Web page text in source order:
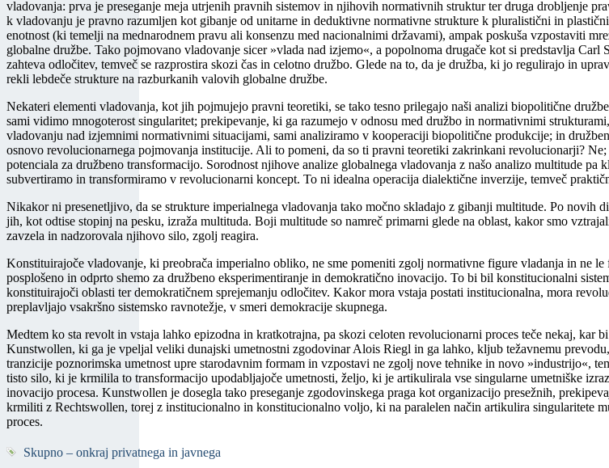
vladovanja: prva je preseganje meja utrjenih pravnih sistemov in njihovih normativnih struktur ter druga drobljenje
k vladovanju je pravno razumljen kot gibanje od unitarne in deduktivne normativne strukture k pluralistični in
enotnost (ki temelji na mednarodnem pravu ali konsenzu med nacionalnimi državami), ampak poskuša vzpostaviti
globalne družbe. Tako pojmovano vladovanje sicer »vlada nad izjemo«, a popolnoma drugače kot si predstavlja
zahteva odločitev, temveč se razprostira skozi čas in celotno družbo. Glede na to, da je družba, ki jo regulirajo in
rekli lebdeče strukture na razburkanih valovih globalne družbe.
Nekateri elementi vladovanja, kot jih pojmujejo pravni teoretiki, se tako tesno prilegajo naši analizi biopolitične
sami vidimo mnogoterost singularitet; prekipevanje, ki ga razumejo v odnosu med družbo in normativnimi
vladovanju nad izjemnimi normativnimi situacijami, sami analiziramo v kooperaciji biopolitične produkcije; in
osnovo revolucionarnega pojmovanja institucije. Ali to pomeni, da so ti pravni teoretiki zakrinkani revolucionarji?
potenciala za družbeno transformacijo. Sorodnost njihove analize globalnega vladovanja z našo analizo multitude
subvertiramo in transformiramo v revolucionarni koncept. To ni idealna operacija dialektične inverzije, temveč
Nikakor ni presenetljivo, da se strukture imperialnega vladovanja tako močno skladajo z gibanji multitude. Po
jih, kot odtise stopinj na pesku, izraža multituda. Boji multitude so namreč primarni glede na oblast, kakor smo
zavzela in nadzorovala njihovo silo, zgolj reagira.
Konstituirajoče vladovanje, ki preobrača imperialno obliko, ne sme pomeniti zgolj normativne figure vladanja in ne
posplošeno in odprto shemo za družbeno eksperimentiranje in demokratično inovacijo. To bi bil konstitucionalni
konstituirajoči oblasti ter demokratičnem sprejemanju odločitev. Kakor mora vstaja postati institucionalna, mora
preplavljajo vsakršno sistemsko ravnotežje, v smeri demokracije skupnega.
Medtem ko sta revolt in vstaja lahko epizodna in kratkotrajna, pa skozi celoten revolucionarni proces teče nekaj,
Kunstwollen, ki ga je vpeljal veliki dunajski umetnostni zgodovinar Alois Riegl in ga lahko, kljub težavnemu
tranzicije poznorimska umetnost upre starodavnim formam in vzpostavi ne zgolj nove tehnike in novo »industrijo«,
tisto silo, ki je krmilila to transformacijo upodabljajoče umetnosti, željo, ki je artikulirala vse singularne umetniške
inovacijo procesa. Kunstwollen je dosegla tako preseganje zgodovinskega praga kot organizacijo presežnih,
krmiliti z Rechtswollen, torej z institucionalno in konstitucionalno voljo, ki na paralelen način artikulira
proces.
Skupno – onkraj privatnega in javnega